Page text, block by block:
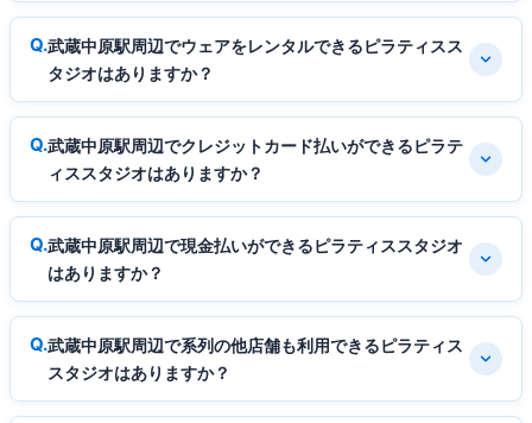
武蔵中原駅周辺でウェアをレンタルできるピラティスス
タジオはありますか？
武蔵中原駅周辺でクレジットカード払いができるピラテ
ィススタジオはありますか？
武蔵中原駅周辺で現金払いができるピラティススタジオ
はありますか？
武蔵中原駅周辺で系列の他店舗も利用できるピラティス
スタジオはありますか？